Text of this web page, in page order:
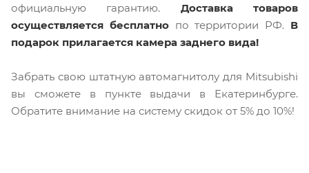
официальную гарантию. Доставка товаров
осуществляется бесплатнопо территории РФ. В
подарок прилагается камера заднего вида!
Забрать свою штатную автомагнитолу для Mitsubishi
вы сможете в пункте выдачи в Екатеринбурге.
Обратите внимание на систему скидок от 5% до 10%!